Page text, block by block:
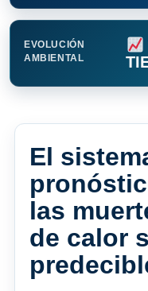
EVOLUCIÓN
AMBIENTAL
El
las
de calor